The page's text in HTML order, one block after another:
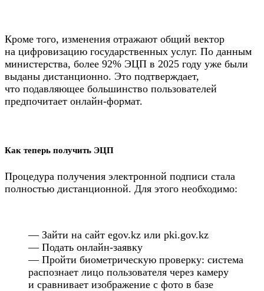
Кроме того, изменения отражают общий вектор
на цифровизацию государственных услуг. По данным
министерства, более 92% ЭЦП в 2025 году уже были
выданы дистанционно. Это подтверждает,
что подавляющее большинство пользователей
предпочитает онлайн-формат.
Как теперь получить ЭЦП
Процедура получения электронной подписи стала
полностью дистанционной. Для этого необходимо:
— Зайти на сайт egov.kz или pki.gov.kz
— Подать онлайн-заявку
— Пройти биометрическую проверку: система
распознает лицо пользователя через камеру
и сравнивает изображение с фото в базе